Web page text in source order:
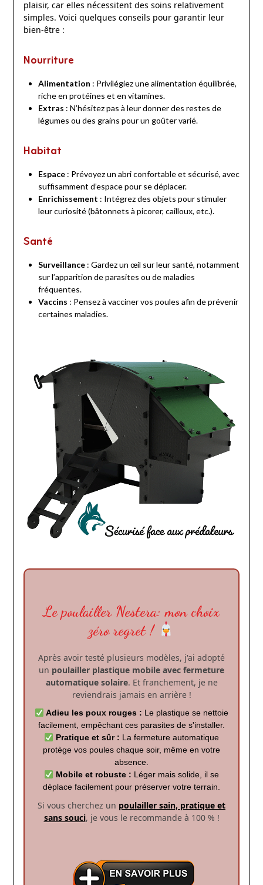
plaisir, car elles nécessitent des soins relativement
simples. Voici quelques conseils pour garantir leur
bien-être :
Nourriture
Alimentation : Privilégiez une alimentation équilibrée,
riche en protéines et en vitamines.
Extras : N’hésitez pas à leur donner des restes de
légumes ou des grains pour un goûter varié.
Habitat
Espace: Prévoyez un abri confortable et sécurisé, avec
suffisamment d’espace pour se déplacer.
Enrichissement : Intégrez des objets pour stimuler
leur curiosité (bâtonnets à picorer, cailloux, etc.).
Santé
Surveillance: Gardez un œil sur leur santé, notamment
sur l’apparition de parasites ou de maladies
fréquentes.
Vaccins : Pensez à vacciner vos poules afin de prévenir
certaines maladies.
Le poulailler Nestera: mon choix
zéro regret !
Après avoir testé plusieurs modèles, j'ai adopté
un poulailler plastique mobile avec fermeture
automatique solaire. Et franchement, je ne
reviendrais jamais en arrière !
Adieu les poux rouges : Le plastique se nettoie
facilement, empêchant ces parasites de s'installer.
Pratique et sûr : La fermeture automatique
protège vos poules chaque soir, même en votre
absence.
Mobile et robuste : Léger mais solide, il se
déplace facilement pour préserver votre terrain.
Si vous cherchez un poulailler sain, pratique et
sans souci, je vous le recommande à 100 % !